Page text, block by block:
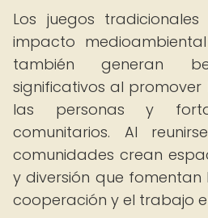
Los juegos
impacto
también generan
significativos al
las personas y
comunitarios. Al
comunidades crean
y diversión que fomentan
cooperación y el trabajo